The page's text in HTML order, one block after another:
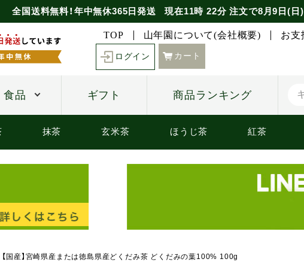
全国送料無料！年中無休365日発送 現在11時 22分注文で8月9日(日
TOP 山年園について(会社概要) お支
ログイン カート
食品 ギフト 商品ランキング
抹茶 玄米茶 ほうじ茶 紅茶
【国産】宮崎県産または徳島県産どくだみ茶 どくだみの葉100% 100g